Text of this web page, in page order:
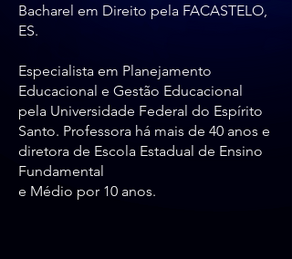
Bacharel em Direito pela FACASTELO,
ES.
Especialista em Planejamento
Educacional e Gestão Educacional
pela Universidade Federal do Espírito
Santo. Professora há mais de 40 anos e
diretora de Escola Estadual de Ensino
Fundamental
e Médio por 10 anos.